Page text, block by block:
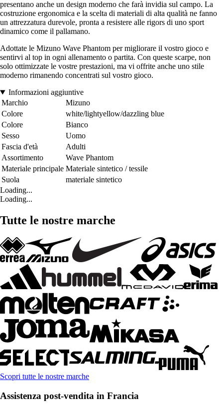
presentano anche un design moderno che farà invidia sul campo. La
costruzione ergonomica e la scelta di materiali di alta qualità ne fanno
un attrezzatura durevole, pronta a resistere alle rigors di uno sport
dinamico come il pallamano.
Adottate le Mizuno Wave Phantom per migliorare il vostro gioco e
sentirvi al top in ogni allenamento o partita. Con queste scarpe, non
solo ottimizzate le vostre prestazioni, ma vi offrite anche uno stile
moderno rimanendo concentrati sul vostro gioco.
Informazioni aggiuntive
Marchio
Mizuno
Colore
white/lightyellow/dazzling blue
Colore
Bianco
Sesso
Uomo
Fascia d'età
Adulti
Assortimento
Wave Phantom
Materiale principale Materiale sintetico / tessile
Suola
materiale sintetico
Loading...
Loading...
Tutte le nostre marche
Scopri tutte le nostre marche
Assistenza post-vendita in Francia